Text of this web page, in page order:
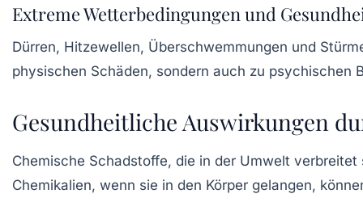
Extreme Wetterbedingungen und
Dürren, Hitzewellen, Überschwemmungen und
physischen Schäden, sondern auch zu psychischen
Gesundheitliche Auswirkungen
Chemische Schadstoffe, die in der Umwelt
Chemikalien, wenn sie in den Körper gelangen,